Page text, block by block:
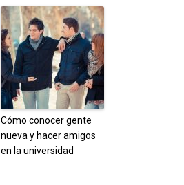
Cómo conocer gente
nueva y hacer amigos
en la universidad